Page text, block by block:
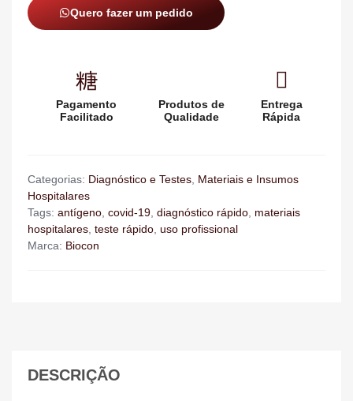
Quero fazer um pedido
Pagamento
Facilitado
Produtos de
Qualidade
Entrega
Rápida
Categorias: Diagnóstico e Testes, Materiais e Insumos
Hospitalares
Tags: antígeno, covid-19, diagnóstico rápido, materiais
hospitalares, teste rápido, uso profissional
Marca: Biocon
DESCRIÇÃO